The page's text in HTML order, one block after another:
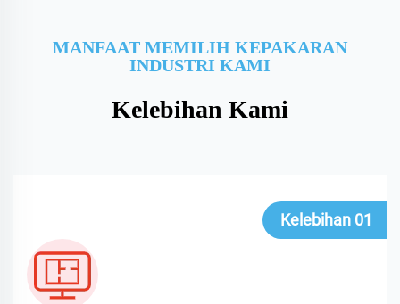
MANFAAT MEMILIH KEPAKARAN
INDUSTRI KAMI
Kelebihan Kami
Kelebihan 01